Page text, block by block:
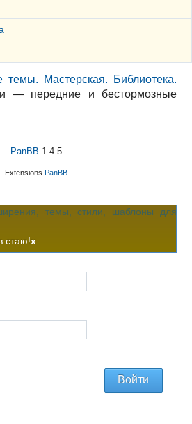
темы. Мастерская. Библиотека.
— передние и бестормозные
PanBB 1.4.5
Extensions PanBB
стаю!x